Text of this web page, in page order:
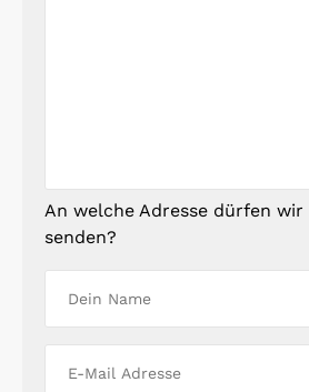
An welche Adresse dürfen
senden?